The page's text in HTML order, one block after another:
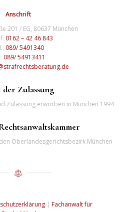
Anschrift
201 / EG, 80637 München
0162 – 42 46 843
089/ 5491340
089/ 54913411
der Zulassung
Zulassung erworben in München 1994
Oberlandesgerichtsbezirk München
| Fachanwalt für